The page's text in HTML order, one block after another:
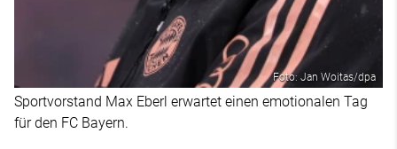
Foto: Jan Woitas/dpa
Sportvorstand Max Eberl erwartet einen emotionalen Tag
für den FC Bayern.